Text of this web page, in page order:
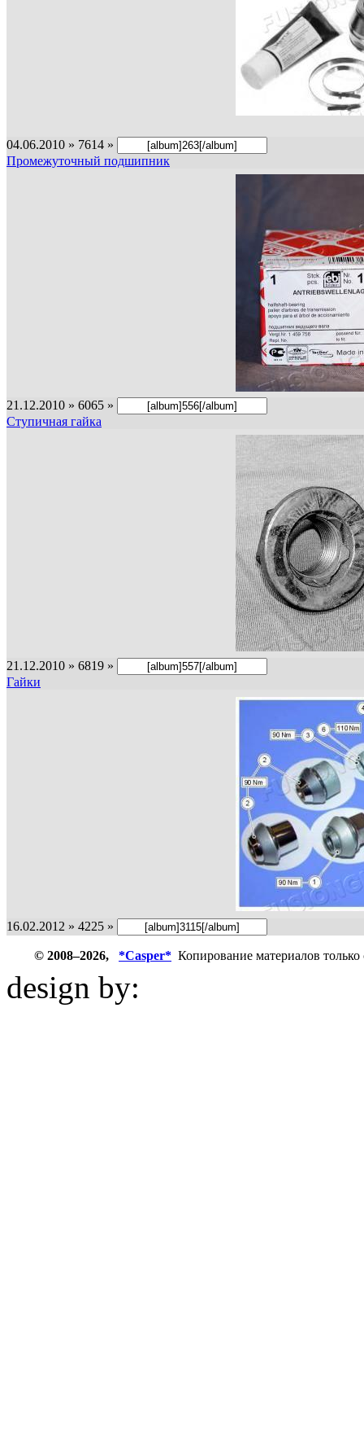
04.06.2010 » 7614 »
Промежуточный подшипник
21.12.2010 » 6065 »
Ступичная гайка
21.12.2010 » 6819 »
Гайки
16.02.2012 » 4225 »
© 2008–2026, *Casper* Копирование материалов
design by: